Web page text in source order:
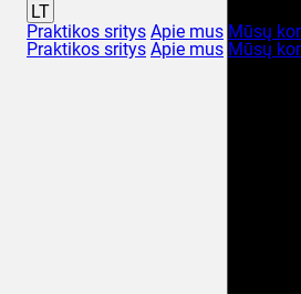
LT
Praktikos sritys Apie mus Mūsų
Praktikos sritys Apie mus Mūsų